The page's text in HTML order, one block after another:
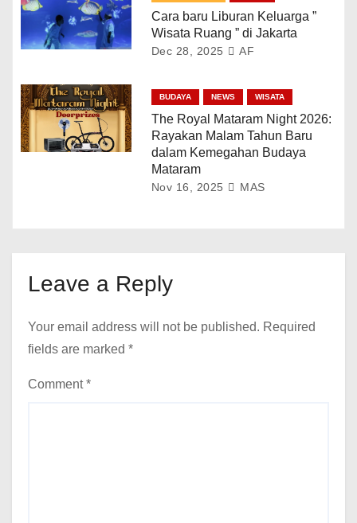
Cara baru Liburan Keluarga ”
Wisata Ruang ” di Jakarta
Dec 28, 2025 AF
BUDAYA NEWS WISATA
The Royal Mataram Night 2026:
Rayakan Malam Tahun Baru
dalam Kemegahan Budaya
Mataram
Nov 16, 2025 MAS
Leave a Reply
Your email address will not be published. Required
fields are marked *
Comment*